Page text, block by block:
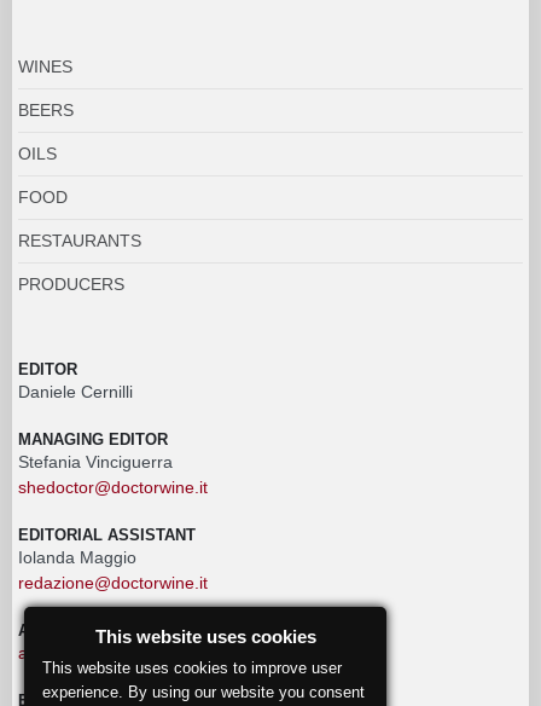
WINES
BEERS
OILS
FOOD
RESTAURANTS
PRODUCERS
EDITOR
Daniele Cernilli
MANAGING EDITOR
Stefania Vinciguerra
shedoctor@doctorwine.it
EDITORIAL ASSISTANT
Iolanda Maggio
redazione@doctorwine.it
ADVERTISING
advertising@doctorwine.it
EDITORIAL STAFF
This website uses cookies
This website uses cookies to improve user
experience. By using our website you consent